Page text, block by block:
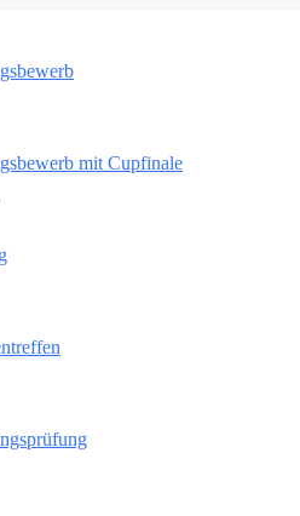
mit Cupfinale